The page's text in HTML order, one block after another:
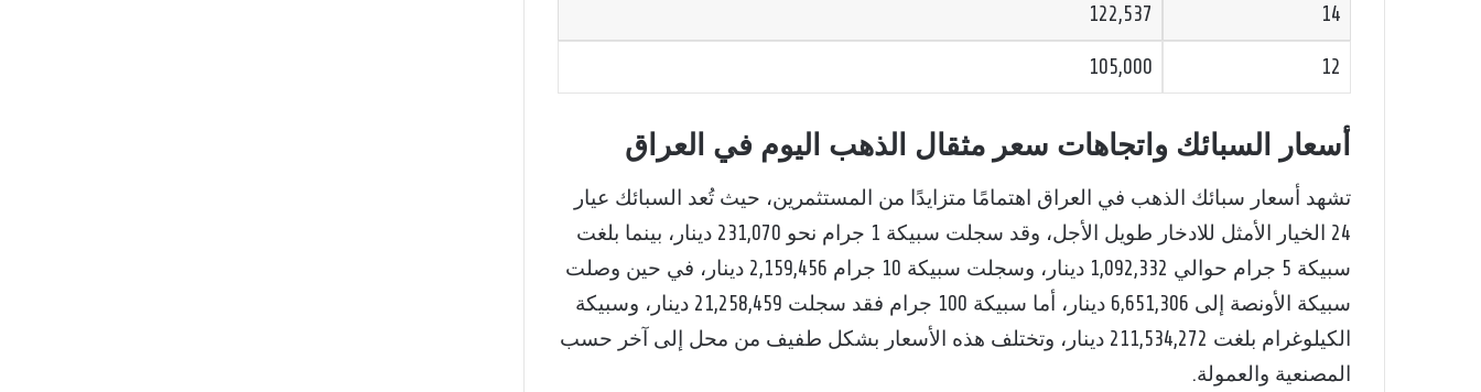
14
122,537
12
105,000
أسعار السبائك واتجاهات سعر مثقال الذهب اليوم في العراق
تشهد أسعار سبائك الذهب في العراق اهتمامًا متزايدًا من المستثمرين، حيث تُعد السبائك عيار
24 الخيار الأمثل للادخار طويل الأجل، وقد سجلت سبيكة 1 جرام نحو 231,070 دينار، بينما بلغت
سبيكة 5 جرام حوالي 1,092,332 دينار، وسجلت سبيكة 10 جرام 2,159,456 دينار، في حين وصلت
سبيكة الأونصة إلى 6,651,306 دينار، أما سبيكة 100 جرام فقد سجلت 21,258,459 دينار، وسبيكة
الكيلوغرام بلغت 211,534,272 دينار، وتختلف هذه الأسعار بشكل طفيف من محل إلى آخر حسب
المصنعية والعمولة.